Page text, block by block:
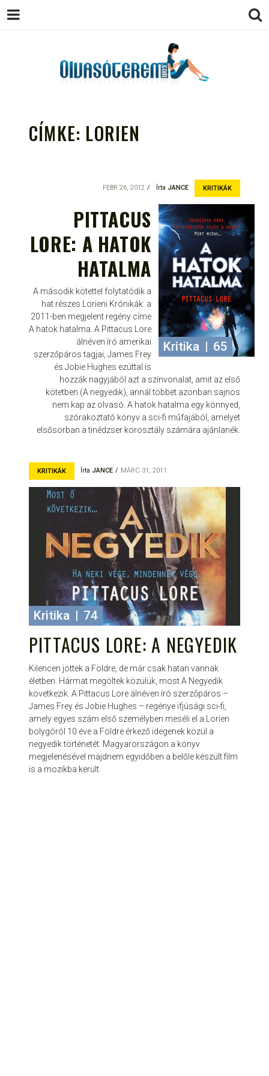
EGÉSZSÉGES OLVASÁS
TÁMOGATÓJA
CÍMKE: LORIEN
KRITIKÁK
Írta JANCE
FEBR 26, 2012
Kritika | 65
PITTACUS
LORE: A HATOK
HATALMA
A második kötettel folytatódik a
hat részes Lorieni Krónikák: a
2011-ben megjelent regény címe
A hatok hatalma. A Pittacus Lore
álnéven író amerikai
szerzőpáros tagjai, James Frey
és Jobie Hughes ezúttal is
hozzák nagyjából azt a színvonalat, amit az első
kötetben (A negyedik), annál többet azonban sajnos
nem kap az olvasó. A hatok hatalma egy könnyed,
szórakoztató könyv a sci-fi műfajából, amelyet
elsősorban a tinédzser korosztály számára ajánlanék.
KRITIKÁK Írta JANCE MÁRC 31, 2011
Kritika | 74
PITTACUS LORE: A NEGYEDIK
Kilencen jöttek a Földre, de már csak hatan vannak
életben. Hármat megöltek közülük, most A Negyedik
következik. A Pittacus Lore álnéven író szerzőpáros –
James Frey és Jobie Hughes – regénye ifjúsági sci-fi,
amely egyes szám első személyben meséli el a Lorien
bolygóról 10 éve a Földre érkező idegenek közül a
negyedik történetét. Magyarországon a könyv
megjelenésével majdnem egyidőben a belőle készült film
is a mozikba került.